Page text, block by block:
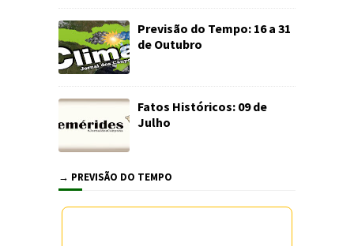
Previsão do Tempo: 16 a 31
de Outubro
Fatos Históricos: 09 de
Julho
→ PREVISÃO DO TEMPO